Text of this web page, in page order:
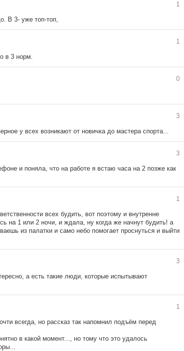
1
В 3- уже топ-топ,
1
в 3 норм.
0
3
у всех возникают от новичка до мастера спорта...
3
и поняла, что на работе я встаю часа на 2 позже как
1
всех будить, вот поэтому и внутренне
на 1 или 2 ночи, и ждала, ну когда же начнут будить! а
из палатки и само небо помогает проснуться и выйти
3
а есть такие люди, которые испытывают
1
всегда, но рассказ так напомнил подъём перед
в какой момент..., но тому что это удалось